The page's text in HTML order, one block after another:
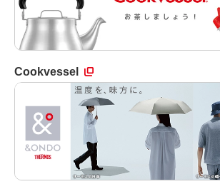
Cookvessel